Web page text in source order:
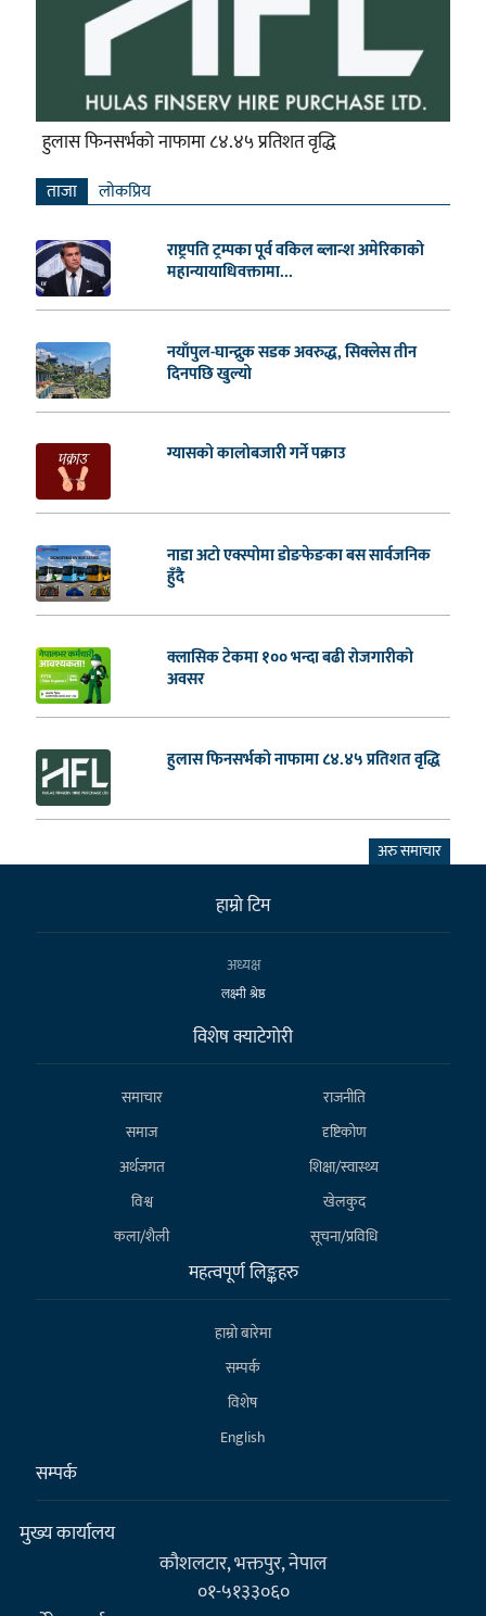
हुलास फिनसर्भको नाफामा ८४.४५ प्रतिशत वृद्धि
ताजा लाेकप्रिय
राष्ट्रपति ट्रम्पका पूर्व वकिल ब्लान्श अमेरिकाको
महान्यायाधिवक्तामा...
नयाँपुल-घान्द्रुक सडक अवरुद्ध, सिक्लेस तीन
दिनपछि खुल्यो
ग्यासको कालोबजारी गर्ने पक्राउ
नाडा अटो एक्स्पोमा डोङफेङका बस सार्वजनिक
हुँदै
क्लासिक टेकमा १०० भन्दा बढी रोजगारीको
अवसर
हुलास फिनसर्भको नाफामा ८४.४५ प्रतिशत वृद्धि
अरु समाचार
हाम्राे टिम
अध्यक्ष
लक्ष्मी श्रेष्ठ
विशेष क्याटेगाेरी
समाचार
राजनीति
समाज
दृष्टिकोण
अर्थजगत
शिक्षा/स्वास्थ्य
विश्व
खेलकुद
कला/शैली
सूचना/प्रविधि
महत्वपूर्ण लिङ्कहरु
हाम्राे बारेमा
सम्पर्क
विशेष
English
सम्पर्क
मुख्य कार्यालय
कौशलटार, भक्तपुर, नेपाल
०१-५१३३०६०